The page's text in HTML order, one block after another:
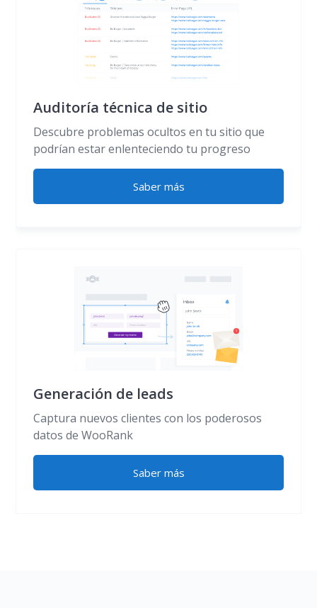
Auditoría técnica de sitio
Descubre problemas ocultos en tu sitio que
podrían estar enlenteciendo tu progreso
Saber más
Generación de leads
Captura nuevos clientes con los poderosos
datos de WooRank
Saber más